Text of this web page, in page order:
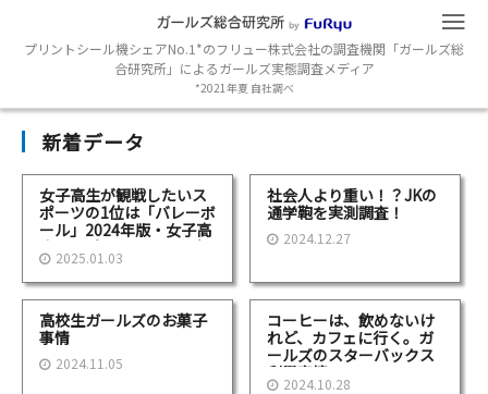
プリントシール機シェアNo.1*のフリュー株式会社の調査機関「ガールズ総
合研究所」によるガールズ実態調査メディア
*2021年夏 自社調べ
新着データ
女子高生が観戦したいス
ポーツの1位は「バレーボ
ール」2024年版・女子高
生のスポーツに関する意
識調査
2025.01.03
社会人より重い！？JKの
通学鞄を実測調査！
2024.12.27
高校生ガールズのお菓子
事情
2024.11.05
コーヒーは、飲めないけ
れど、カフェに行く。ガ
ールズのスターバックス
利用事情
2024.10.28